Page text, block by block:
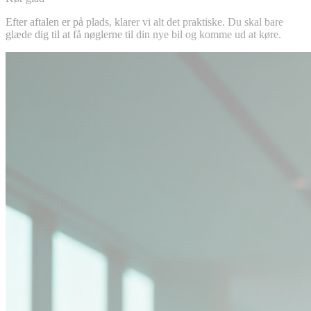
Efter aftalen er på plads, klarer vi alt det praktiske. Du skal bare
glæde dig til at få nøglerne til din nye bil og komme ud at køre.